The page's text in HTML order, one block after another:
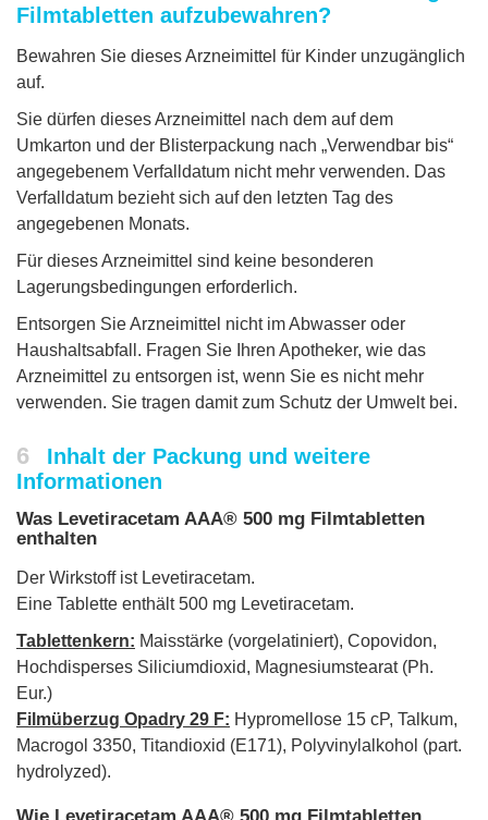
Filmtabletten aufzubewahren?
Bewahren Sie dieses Arzneimittel für Kinder unzugänglich
auf.
Sie dürfen dieses Arzneimittel nach dem auf dem
Umkarton und der Blisterpackung nach „Verwendbar bis“
angegebenem Verfalldatum nicht mehr verwenden. Das
Verfalldatum bezieht sich auf den letzten Tag des
angegebenen Monats.
Für dieses Arzneimittel sind keine besonderen
Lagerungsbedingungen erforderlich.
Entsorgen Sie Arzneimittel nicht im Abwasser oder
Haushaltsabfall. Fragen Sie Ihren Apotheker, wie das
Arzneimittel zu entsorgen ist, wenn Sie es nicht mehr
verwenden. Sie tragen damit zum Schutz der Umwelt bei.
6
Inhalt der Packung und weitere
Informationen
Was Levetiracetam AAA® 500 mg Filmtabletten
enthalten
Der Wirkstoff ist Levetiracetam.
Eine Tablette enthält 500 mg Levetiracetam.
Tablettenkern: Maisstärke (vorgelatiniert), Copovidon,
Hochdisperses Siliciumdioxid, Magnesiumstearat (Ph.
Eur.)
Filmüberzug Opadry 29 F: Hypromellose 15 cP, Talkum,
Macrogol 3350, Titandioxid (E171), Polyvinylalkohol (part.
hydrolyzed).